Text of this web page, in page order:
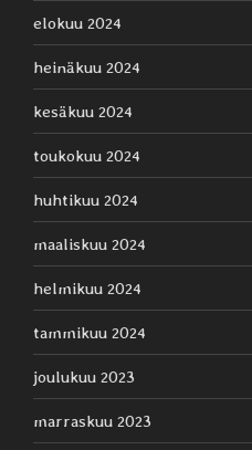
elokuu 2024
heinäkuu 2024
kesäkuu 2024
toukokuu 2024
huhtikuu 2024
maaliskuu 2024
helmikuu 2024
tammikuu 2024
joulukuu 2023
marraskuu 2023